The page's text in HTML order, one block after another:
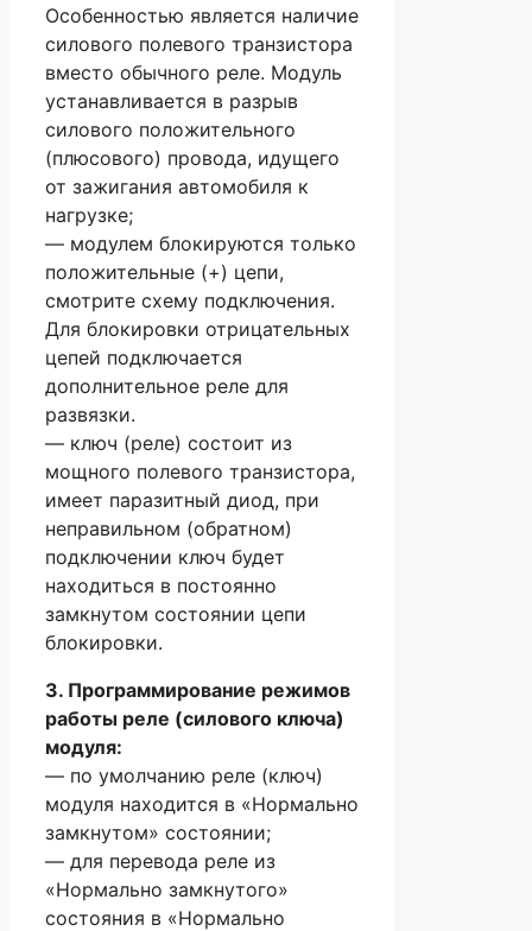
Особенностью является наличие
силового полевого транзистора
вместо обычного реле. Модуль
устанавливается в разрыв
силового положительного
(плюсового) провода, идущего
от зажигания автомобиля к
нагрузке;
— модулем блокируются только
положительные (+) цепи,
смотрите схему подключения.
Для блокировки отрицательных
цепей подключается
дополнительное реле для
развязки.
— ключ (реле) состоит из
мощного полевого транзистора,
имеет паразитный диод, при
неправильном (обратном)
подключении ключ будет
находиться в постоянно
замкнутом состоянии цепи
блокировки.
3. Программирование режимов
работы реле (силового ключа)
модуля:
— по умолчанию реле (ключ)
модуля находится в «Нормально
замкнутом» состоянии;
— для перевода реле из
«Нормально замкнутого»
состояния в «Нормально